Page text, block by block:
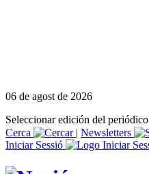
06 de agost de 2026
Seleccionar edición del periódico
Cerca
| Newsletters
Iniciar Sessió